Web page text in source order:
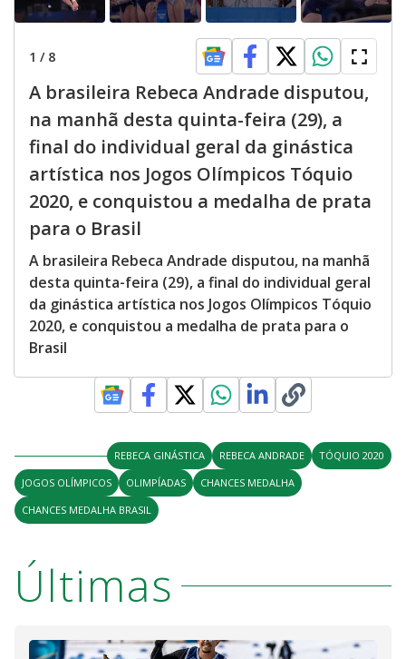
1 / 8
A brasileira Rebeca Andrade disputou,
na manhã desta quinta-feira (29), a
final do individual geral da ginástica
artística nos Jogos Olímpicos Tóquio
2020, e conquistou a medalha de prata
para o Brasil
A brasileira Rebeca Andrade disputou, na manhã
desta quinta-feira (29), a final do individual geral
da ginástica artística nos Jogos Olímpicos Tóquio
2020, e conquistou a medalha de prata para o
Brasil
REBECA GINÁSTICA REBECA ANDRADE
TÓQUIO 2020
JOGOS OLÍMPICOS
OLIMPÍADAS
CHANCES MEDALHA
CHANCES MEDALHA BRASIL
Últimas